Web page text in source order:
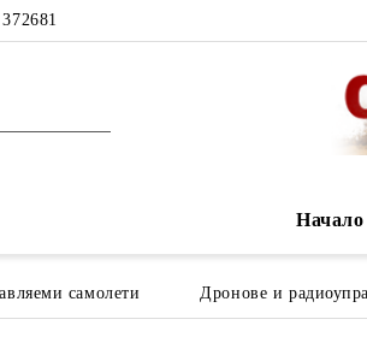
Начало
самолети Дронове и